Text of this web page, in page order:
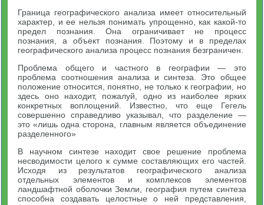
Граница географического анализа имеет относительный
характер, и ее нельзя понимать упрощенно, как какой-то
предел познания. Она ограничивает не процесс
познания, а объект познания. Поэтому и в пределах
географического анализа процесс познания безграничен.
Проблема общего и частного в географии — это
проблема соотношения анализа и синтеза. Это общее
положение относится, понятно, не только к географии, но
здесь оно находит, пожалуй, одно из наиболее ярких
конкретных воплощений. Известно, что еще Гегель
совершенно справедливо указывал, что разделение —
это «лишь одна сторона, главным является объединение
разделенного»
В научном синтезе находит свое решение проблема
несводимости целого к сумме составляющих его частей.
Исходя из результатов географического анализа
отдельных элементов и комплексов элементов
ландшафтной оболочки Земли, география путем синтеза
способна создавать целостные о ней представления,